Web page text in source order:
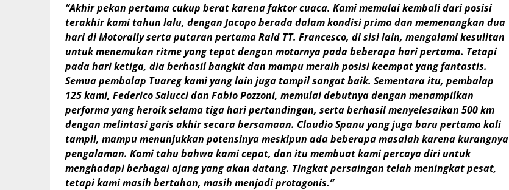
“Akhir pekan pertama cukup berat karena faktor cuaca. Kami memulai kembali dari posisi
terakhir kami tahun lalu, dengan Jacopo berada dalam kondisi prima dan memenangkan dua
hari di Motorally serta putaran pertama Raid TT. Francesco, di sisi lain, mengalami kesulitan
untuk menemukan ritme yang tepat dengan motornya pada beberapa hari pertama. Tetapi
pada hari ketiga, dia berhasil bangkit dan mampu meraih posisi keempat yang fantastis.
Semua pembalap Tuareg kami yang lain juga tampil sangat baik. Sementara itu, pembalap
125 kami, Federico Salucci dan Fabio Pozzoni, memulai debutnya dengan menampilkan
performa yang heroik selama tiga hari pertandingan, serta berhasil menyelesaikan 500 km
dengan melintasi garis akhir secara bersamaan. Claudio Spanu yang juga baru pertama kali
tampil, mampu menunjukkan potensinya meskipun ada beberapa masalah karena kurangnya
pengalaman. Kami tahu bahwa kami cepat, dan itu membuat kami percaya diri untuk
menghadapi berbagai ajang yang akan datang. Tingkat persaingan telah meningkat pesat,
tetapi kami masih bertahan, masih menjadi protagonis.”